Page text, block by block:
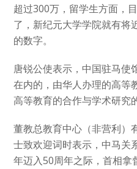
超过300万，留学生方面，
了，新纪元大学学院就有将
的数字。
唐锐公使表示，中国驻马使
在内的，由华人办理的高等
高等教育的合作与学术研究
董教总教育中心（非营利）
士致欢迎词时表示，中马关
年迈入50周年之际，首相